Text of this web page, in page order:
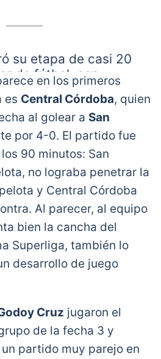
su etapa de casi 20
de fútbol, con
en la cancha de
a Primera
February
en los primeros
es Central Córdoba, quien
al golear a San
por 4-0. El partido fue
90 minutos: San
no lograba penetrar la
y Central Córdoba
Al parecer, al equipo
bien la cancha del
Superliga, también lo
desarrollo de juego
Cruz jugaron el
de la fecha 3 y
partido muy parejo en